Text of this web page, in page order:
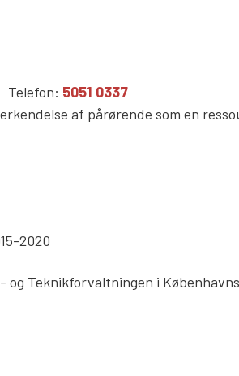
Telefon: 5051 0337
af pårørende som en
2020
og Teknikforvaltningen i